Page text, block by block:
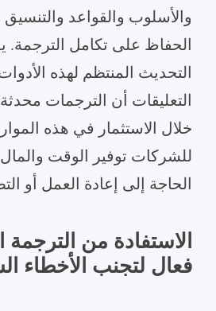
والأسلوب والقواعد
الحفاظ على تكامل
التحديث المنتظم لهذه
التعليقات أن الترجمات
خلال الاستثمار في هذه
للشركات توفير الوقت
الحاجة إلى إعادة العمل أو
الاستفادة من الترجمة
فعال لتجنب الأخطاء